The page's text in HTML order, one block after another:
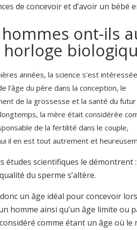
de concevoir et d’avoir un bébé
hommes ont-ils
horloge
années, la science s’est
l’âge du père dans la conception, le
de la grossesse et la santé du
la mère était considérée
de la fertilité dans le couple,
il en est tout autrement et
études scientifiques le démontrent
du sperme s’altère.
un âge idéal pour concevoir
homme ainsi qu’un âge limite ou
comme étant un âge où le